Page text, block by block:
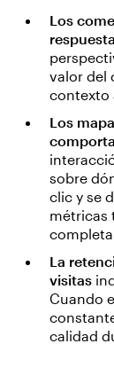
Los
valor del
contexto
Los
sobre
clic y se
métricas
La
visitas
Cuando
calidad